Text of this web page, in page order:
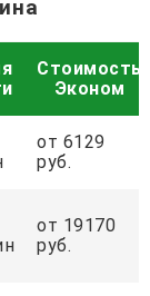
Стоимость
Эконом
от 6129
руб.
от 19170
руб.